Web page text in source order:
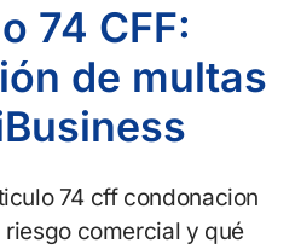
74 CFF:
de multas
74 cff condonacion
comercial y qué